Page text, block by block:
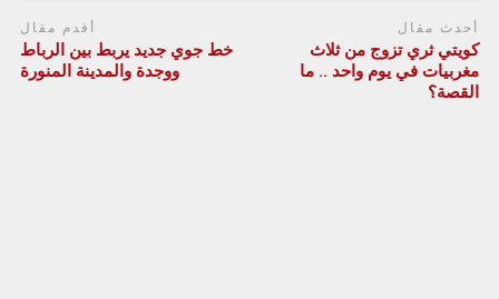
أحدث مقال
كويتي ثري تزوج من ثلاث
مغربيات في يوم واحد .. ما
القصة؟
أقدم مقال
خط جوي جديد يربط بين الرباط
ووجدة والمدينة المنورة